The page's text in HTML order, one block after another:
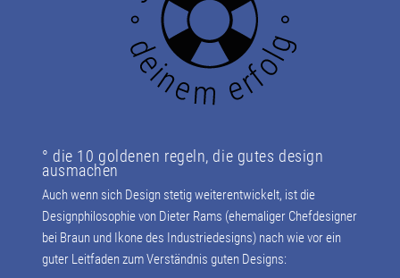
° die 10 goldenen regeln, die gutes design
ausmachen
Auch wenn sich Design stetig weiterentwickelt, ist die
Designphilosophie von Dieter Rams (ehemaliger Chefdesigner
bei Braun und Ikone des Industriedesigns) nach wie vor ein
guter Leitfaden zum Verständnis guten Designs: